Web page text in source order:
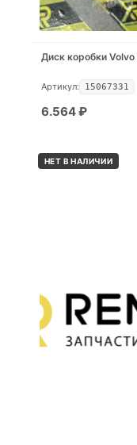
Диск коробки
Артикул: 15067331
6.564₽
НЕТ В НАЛИЧИИ